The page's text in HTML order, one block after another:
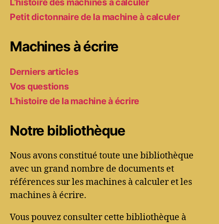
L’histoire des machines à calculer
Petit dictonnaire de la machine à calculer
Machines à écrire
Derniers articles
Vos questions
L’histoire de la machine à écrire
Notre bibliothèque
Nous avons constitué toute une bibliothèque
avec un grand nombre de documents et
références sur les machines à calculer et les
machines à écrire.
Vous pouvez consulter cette bibliothèque à